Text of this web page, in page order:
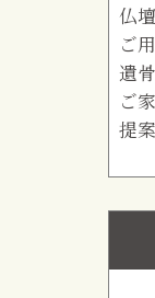
仏
ご
遺
ご
提